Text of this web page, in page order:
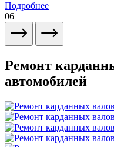
Подробнее
06
Ремонт
автомобилей